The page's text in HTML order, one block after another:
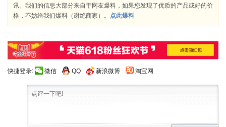
讯。我们的信息大部分来自于网友爆料，如果您发现了优质的产品或好的价
格，不妨给我们爆料（谢绝商家）。 点此爆料
快捷登录: 微信 QQ 新浪微博 淘宝网